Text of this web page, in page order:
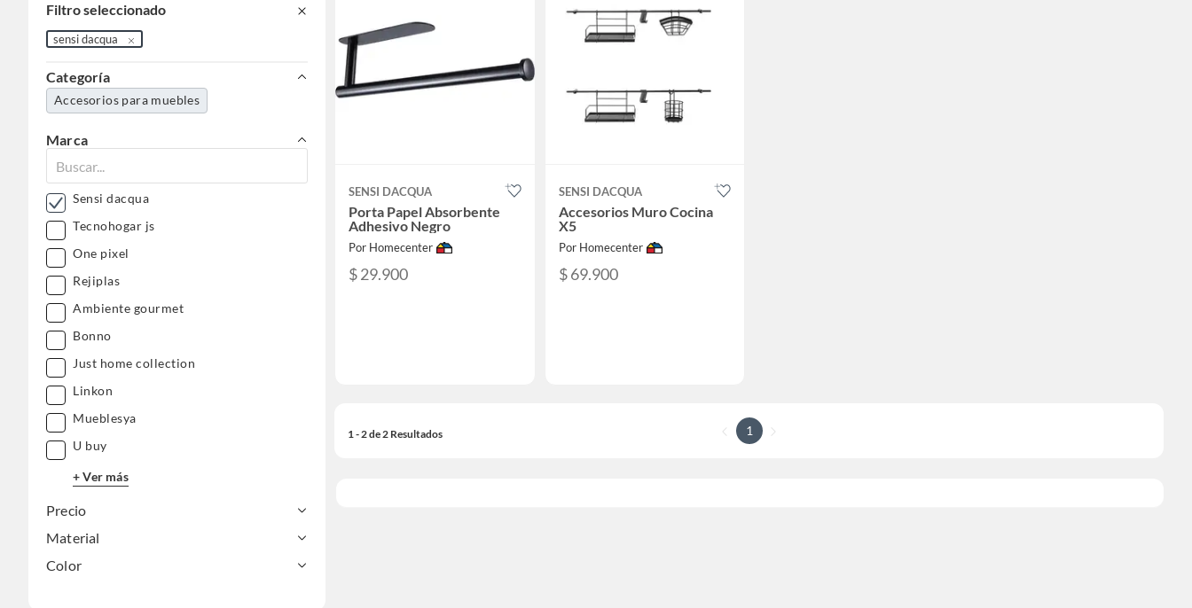
Filtro seleccionado
sensi dacqua
Categoría
Accesorios para muebles
Marca
Sensi dacqua
Tecnohogar js
One pixel
Rejiplas
Ambiente gourmet
Bonno
Just home collection
Linkon
Mueblesya
U buy
+ Ver más
Precio
Material
Color
SENSI DACQUA
Porta Papel Absorbente
Adhesivo Negro
Por Homecenter
$ 29.900
SENSI DACQUA
Accesorios Muro Cocina
X5
Por Homecenter
$ 69.900
1 - 2 de 2 Resultados 1